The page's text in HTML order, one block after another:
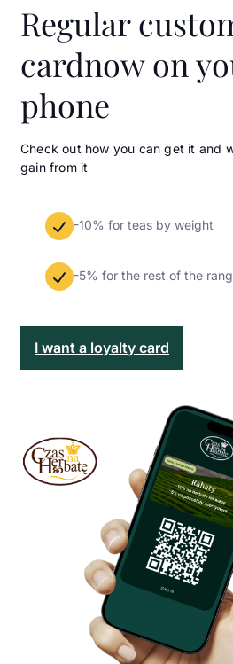
Regular
cardnow on
phone
Check out how you can get it and
gain from it
-10% for teas by weight
-5% for the rest of the
I want a loyalty card